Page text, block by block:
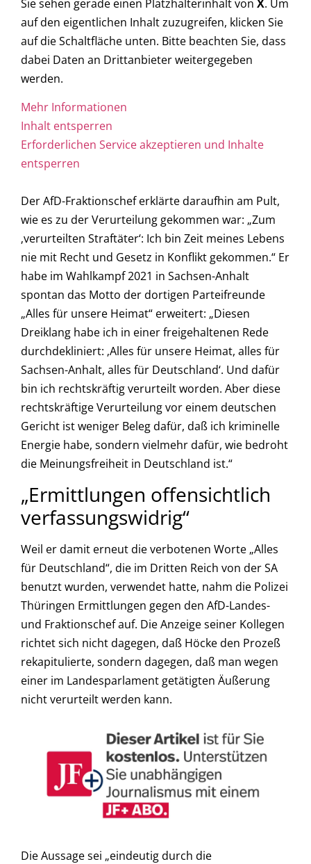
Sie sehen gerade einen Platzhalterinhalt von X. Um
auf den eigentlichen Inhalt zuzugreifen, klicken Sie
auf die Schaltfläche unten. Bitte beachten Sie, dass
dabei Daten an Drittanbieter weitergegeben
werden.
Mehr Informationen
Inhalt entsperren
Erforderlichen Service akzeptieren und Inhalte
entsperren
Der AfD-Fraktionschef erklärte daraufhin am Pult,
wie es zu der Verurteilung gekommen war: „Zum
‚verurteilten Straftäter‘: Ich bin Zeit meines Lebens
nie mit Recht und Gesetz in Konflikt gekommen.“ Er
habe im Wahlkampf 2021 in Sachsen-Anhalt
spontan das Motto der dortigen Parteifreunde
„Alles für unsere Heimat“ erweitert: „Diesen
Dreiklang habe ich in einer freigehaltenen Rede
durchdekliniert: ‚Alles für unsere Heimat, alles für
Sachsen-Anhalt, alles für Deutschland‘. Und dafür
bin ich rechtskräftig verurteilt worden. Aber diese
rechtskräftige Verurteilung vor einem deutschen
Gericht ist weniger Beleg dafür, daß ich kriminelle
Energie habe, sondern vielmehr dafür, wie bedroht
die Meinungsfreiheit in Deutschland ist.“
„Ermittlungen offensichtlich
verfassungswidrig“
Weil er damit erneut die verbotenen Worte „Alles
für Deutschland“, die im Dritten Reich von der SA
benutzt wurden, verwendet hatte, nahm die Polizei
Thüringen Ermittlungen gegen den AfD-Landes-
und Fraktionschef auf. Die Anzeige seiner Kollegen
richtet sich nicht dagegen, daß Höcke den Prozeß
rekapitulierte, sondern dagegen, daß man wegen
einer im Landesparlament getätigten Äußerung
nicht verurteilt werden kann.
Die Aussage sei „eindeutig durch die